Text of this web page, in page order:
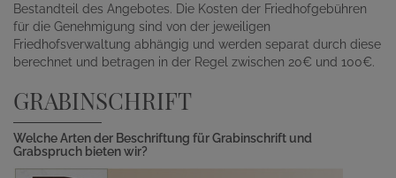
Bestandteil des Angebotes. Die Kosten der Friedhofgebühren
für die Genehmigung sind von der jeweiligen
Friedhofsverwaltung abhängig und werden separat durch diese
berechnet und betragen in der Regel zwischen 20€ und 100€.
GRABINSCHRIFT
Welche Arten der Beschriftung für Grabinschrift und
Grabspruch bieten wir?